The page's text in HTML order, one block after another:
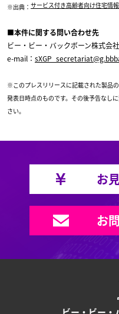
※出典： サービス付き高齢者向け住宅情
■本件に関する問い合わせ先
ビー・ビー・バックボーン株式会
e-mail：
※このプレスリリースに記載された製品
発表日時点のものです。その後予告なし
さい。
お
お